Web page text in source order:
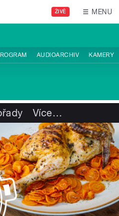
ŽIVĚ MENU
AUDIOARCHIV KAMERY
Více…